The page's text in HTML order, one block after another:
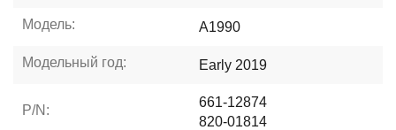
Модель: A1990
Модельный год: Early 2019
P/N:
661-12874
820-01814